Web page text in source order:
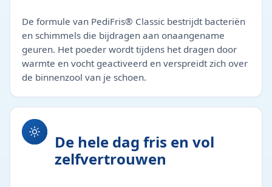
De formule van PediFris® Classic bestrijdt bacteriën
en schimmels die bijdragen aan onaangename
geuren. Het poeder wordt tijdens het dragen door
warmte en vocht geactiveerd en verspreidt zich over
de binnenzool van je schoen.
De hele dag fris en vol
zelfvertrouwen